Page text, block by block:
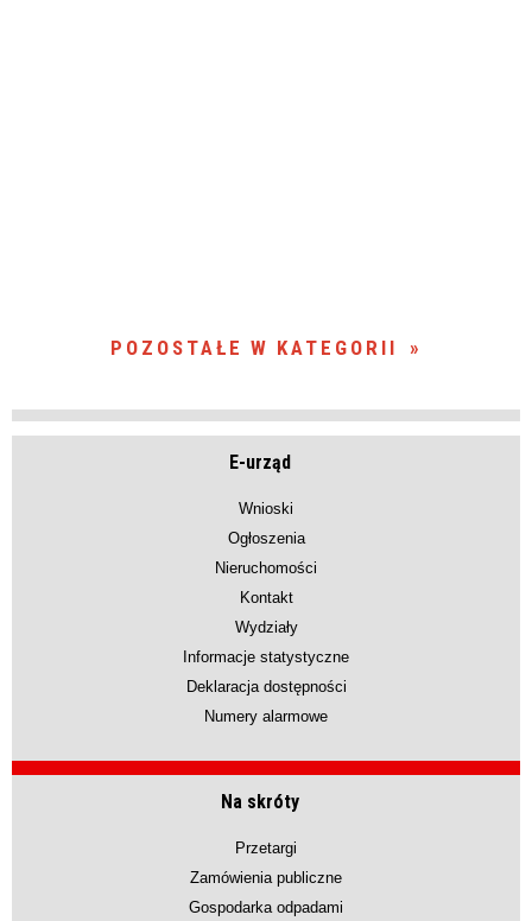
POZOSTAŁE W KATEGORII
E-urząd
Wnioski
Ogłoszenia
Nieruchomości
Kontakt
Wydziały
Informacje statystyczne
Deklaracja dostępności
Numery alarmowe
Na skróty
Przetargi
Zamówienia publiczne
Gospodarka odpadami